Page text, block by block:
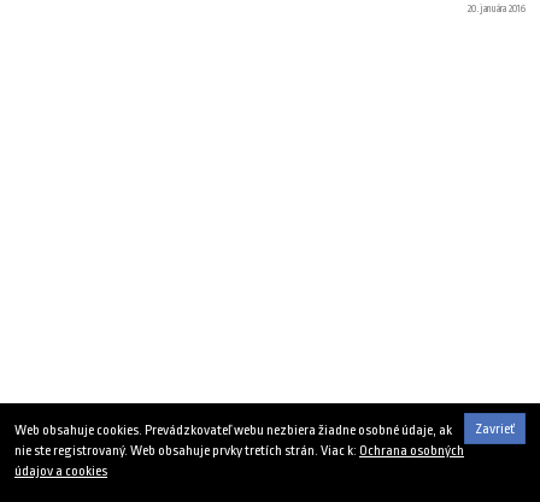
20. januára 2016
Zavrieť
Web obsahuje cookies. Prevádzkovateľ webu nezbiera žiadne osobné údaje, ak
nie ste registrovaný. Web obsahuje prvky tretích strán. Viac k: Ochrana osobných
údajov a cookies